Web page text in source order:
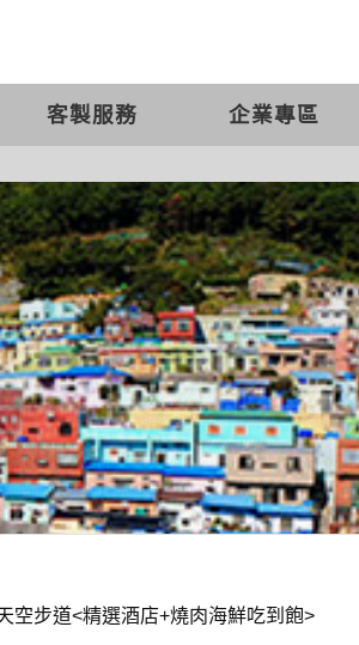
客製服務 企業專區
空步道<精選酒店+燒肉海鮮吃到飽>